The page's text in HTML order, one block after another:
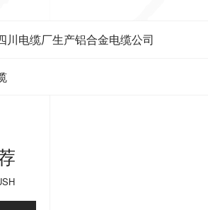
川电缆厂生产铝合金电缆公司